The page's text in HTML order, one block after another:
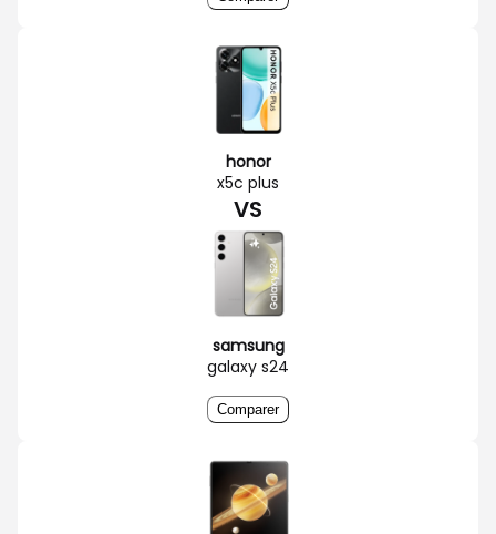
honor
x5c plus
VS
samsung
galaxy s24
Comparer